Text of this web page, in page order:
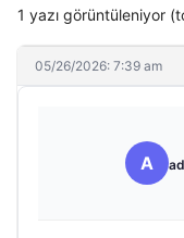
1 yazı görüntüleniyor
05/26/2026: 7:39 am
A